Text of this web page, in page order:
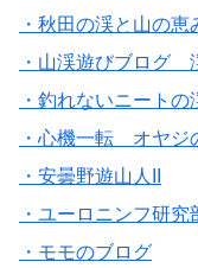
・秋田の渓と山の恵
・山渓遊びブログ
・釣れないニート
・心機一転 オヤジ
・安曇野遊山人II
・ユーロニンフ研究
・モモのブログ